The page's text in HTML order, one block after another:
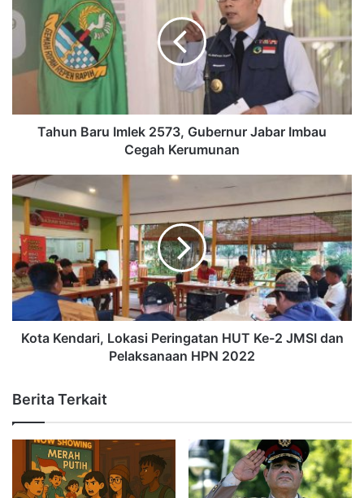
Tahun Baru Imlek 2573, Gubernur Jabar Imbau
Cegah Kerumunan
Kota Kendari, Lokasi Peringatan HUT Ke-2 JMSI dan
Pelaksanaan HPN 2022
Berita Terkait